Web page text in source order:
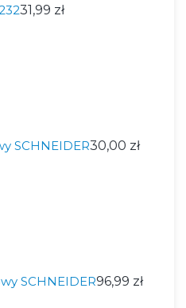
31,99 zł
SCHNEIDER30,00 zł
SCHNEIDER96,99 zł